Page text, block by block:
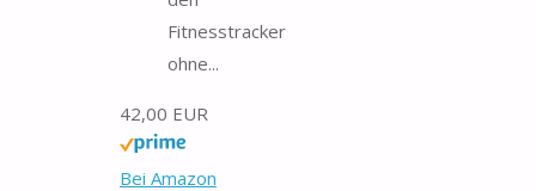
Fitnesstracker
ohne...
42,00 EUR
Bei Amazon